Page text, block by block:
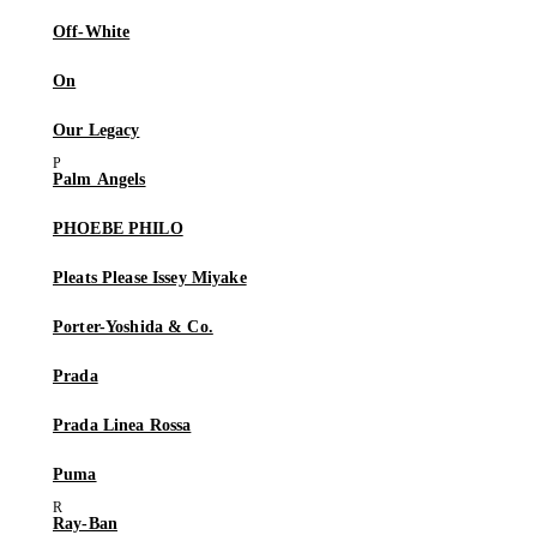
Off-White
On
Our Legacy
Palm Angels
PHOEBE PHILO
Pleats Please Issey Miyake
Porter-Yoshida & Co.
Prada
Prada Linea Rossa
Puma
Ray-Ban